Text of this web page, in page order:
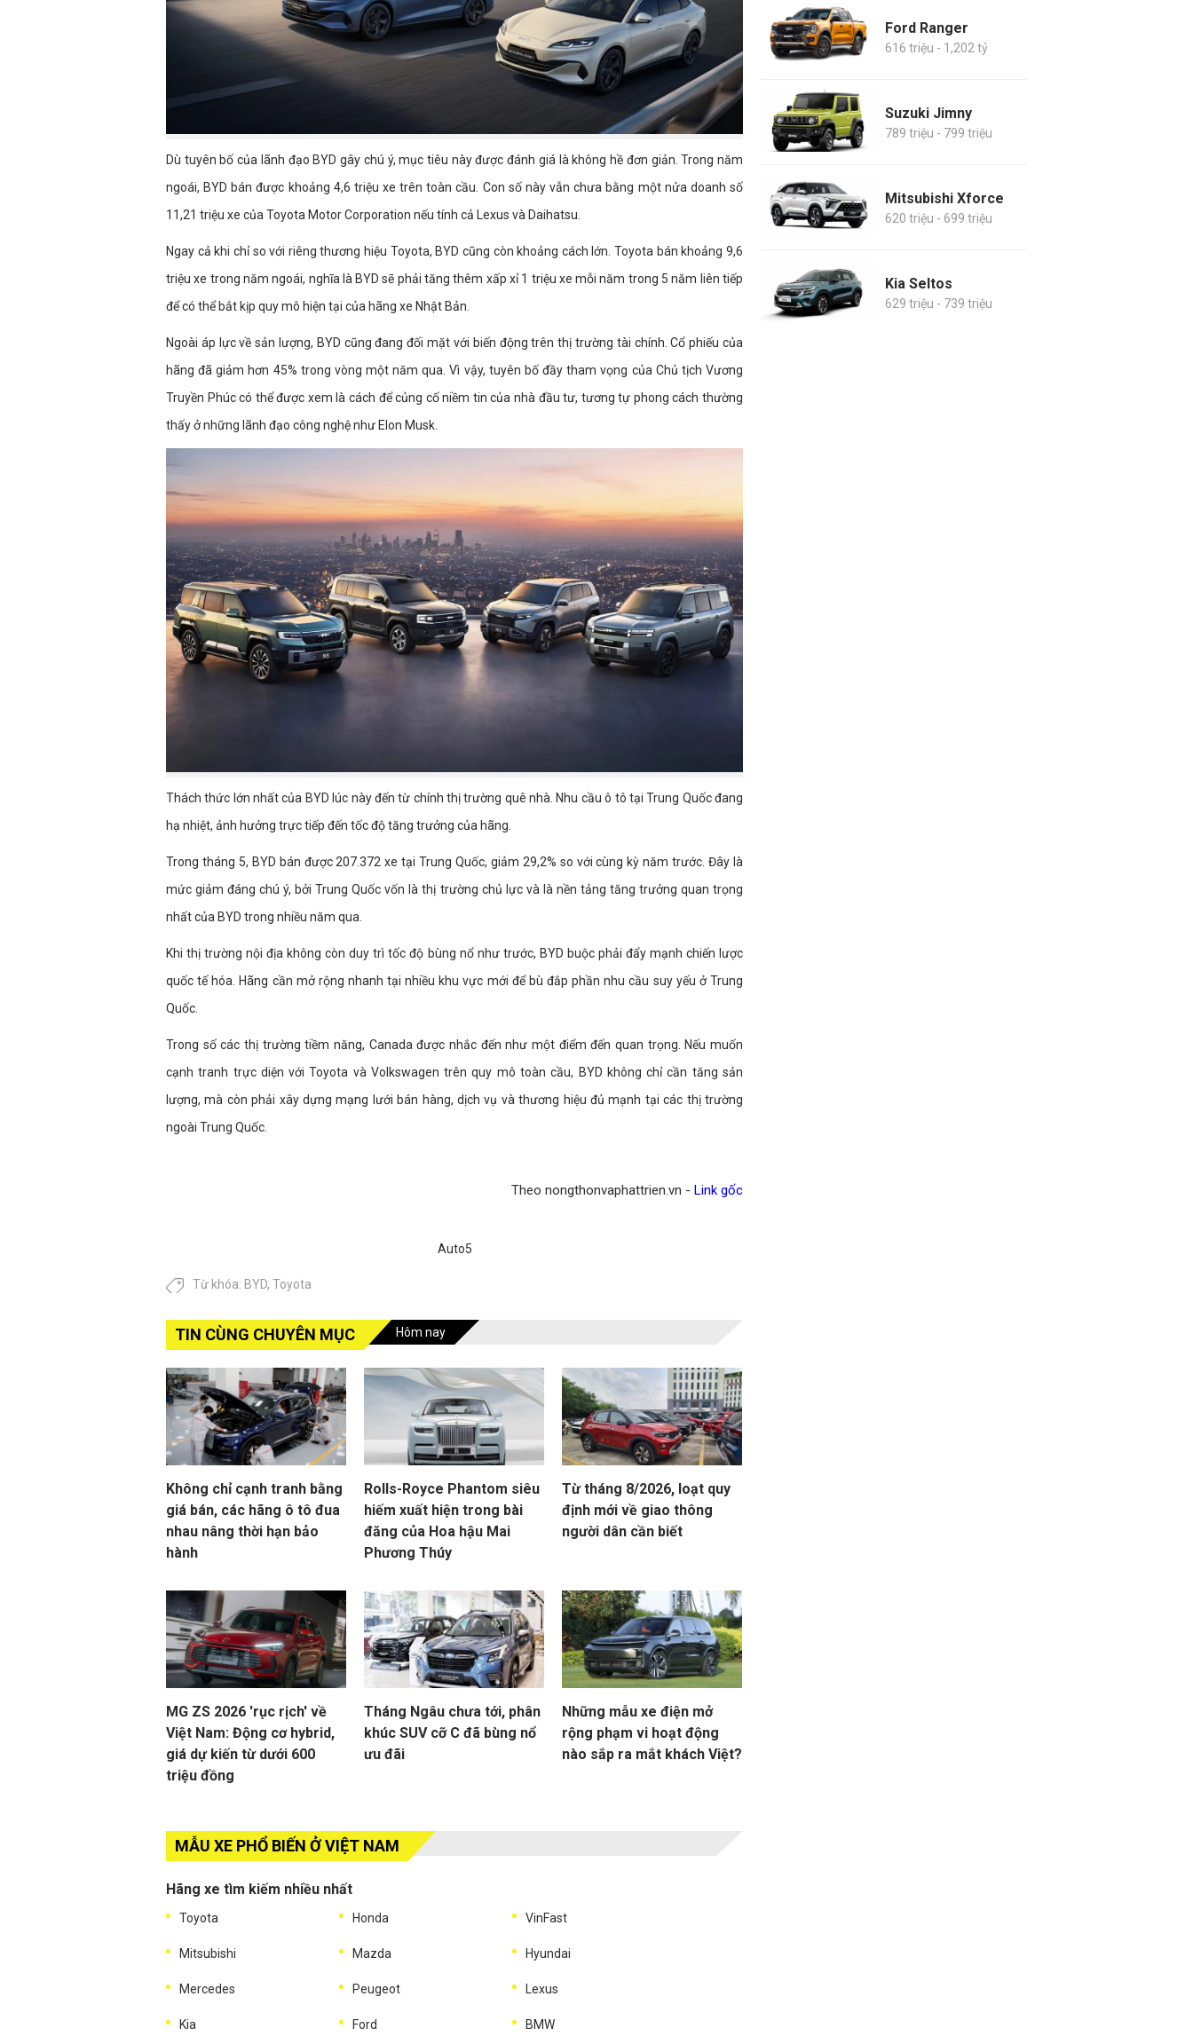
Dù tuyên bố của lãnh đạo BYD gây chú ý, mục tiêu này được đánh giá là không hề đơn giản. Trong năm
ngoái, BYD bán được khoảng 4,6 triệu xe trên toàn cầu. Con số này vẫn chưa bằng một nửa doanh số
11,21 triệu xe của Toyota Motor Corporation nếu tính cả Lexus và Daihatsu.
Ngay cả khi chỉ so với riêng thương hiệu Toyota, BYD cũng còn khoảng cách lớn. Toyota bán khoảng 9,6
triệu xe trong năm ngoái, nghĩa là BYD sẽ phải tăng thêm xấp xỉ 1 triệu xe mỗi năm trong 5 năm liên tiếp
để có thể bắt kịp quy mô hiện tại của hãng xe Nhật Bản.
Ngoài áp lực về sản lượng, BYD cũng đang đối mặt với biến động trên thị trường tài chính. Cổ phiếu của
hãng đã giảm hơn 45% trong vòng một năm qua. Vì vậy, tuyên bố đầy tham vọng của Chủ tịch Vương
Truyền Phúc có thể được xem là cách để củng cố niềm tin của nhà đầu tư, tương tự phong cách thường
thấy ở những lãnh đạo công nghệ như Elon Musk.
Thách thức lớn nhất của BYD lúc này đến từ chính thị trường quê nhà. Nhu cầu ô tô tại Trung Quốc đang
hạ nhiệt, ảnh hưởng trực tiếp đến tốc độ tăng trưởng của hãng.
Trong tháng 5, BYD bán được 207.372 xe tại Trung Quốc, giảm 29,2% so với cùng kỳ năm trước. Đây là
mức giảm đáng chú ý, bởi Trung Quốc vốn là thị trường chủ lực và là nền tảng tăng trưởng quan trọng
nhất của BYD trong nhiều năm qua.
Khi thị trường nội địa không còn duy trì tốc độ bùng nổ như trước, BYD buộc phải đẩy mạnh chiến lược
quốc tế hóa. Hãng cần mở rộng nhanh tại nhiều khu vực mới để bù đắp phần nhu cầu suy yếu ở Trung
Quốc.
Trong số các thị trường tiềm năng, Canada được nhắc đến như một điểm đến quan trọng. Nếu muốn
cạnh tranh trực diện với Toyota và Volkswagen trên quy mô toàn cầu, BYD không chỉ cần tăng sản
lượng, mà còn phải xây dựng mạng lưới bán hàng, dịch vụ và thương hiệu đủ mạnh tại các thị trường
ngoài Trung Quốc.
Theo nongthonvaphattrien.vn - Link gốc
Auto5
Từ khóa: BYD, Toyota
TIN CÙNG CHUYÊN MỤC Hôm nay
Không chỉ cạnh tranh bằng
giá bán, các hãng ô tô đua
nhau nâng thời hạn bảo
hành
Rolls-Royce Phantom siêu
hiếm xuất hiện trong bài
đăng của Hoa hậu Mai
Phương Thúy
Từ tháng 8/2026, loạt quy
định mới về giao thông
người dân cần biết
MG ZS 2026 'rục rịch' về
Việt Nam: Động cơ hybrid,
giá dự kiến từ dưới 600
triệu đồng
Tháng Ngâu chưa tới, phân
khúc SUV cỡ C đã bùng nổ
ưu đãi
Những mẫu xe điện mở
rộng phạm vi hoạt động
nào sắp ra mắt khách Việt?
MẪU XE PHỔ BIẾN Ở VIỆT NAM
Hãng xe tìm kiếm nhiều nhất
Toyota Honda VinFast
Mitsubishi Mazda Hyundai
Mercedes Peugeot Lexus
Kia Ford BMW
Ford Ranger
616 triệu - 1,202 tỷ
Suzuki Jimny
789 triệu - 799 triệu
Mitsubishi Xforce
620 triệu - 699 triệu
Kia Seltos
629 triệu - 739 triệu